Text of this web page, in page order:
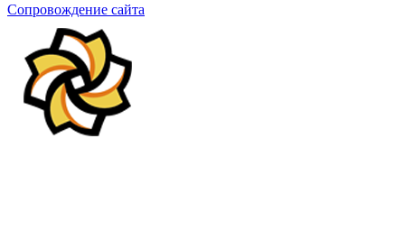
Сопровождение сайта